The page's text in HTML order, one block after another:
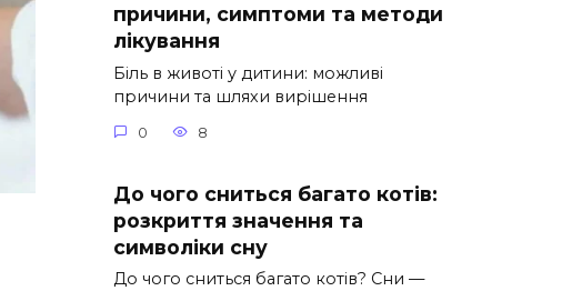
причини, симптоми та методи
лікування
Біль в животі у дитини: можливі
причини та шляхи вирішення
0 8
До чого сниться багато котів:
розкриття значення та
символіки сну
До чого сниться багато котів? Сни —